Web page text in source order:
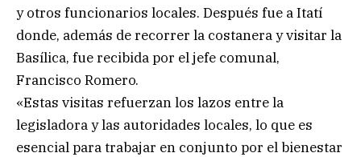
y otros funcionarios locales. Después fue a Itatí
donde, además de recorrer la costanera y visitar la
Basílica, fue recibida por el jefe comunal,
Francisco Romero.
«Estas visitas refuerzan los lazos entre la
legisladora y las autoridades locales, lo que es
esencial para trabajar en conjunto por el bienestar